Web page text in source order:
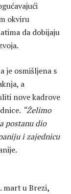
okviru
da dobijaju
je osmišljena s
a
nove kadrove
“Želimo
postanu dio
i zajednicu
mart u Brezi,